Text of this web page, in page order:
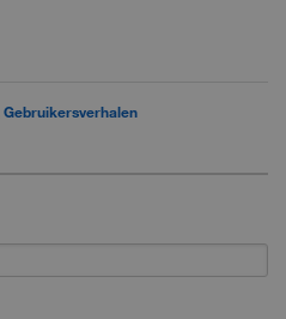
Gebruikersverhalen